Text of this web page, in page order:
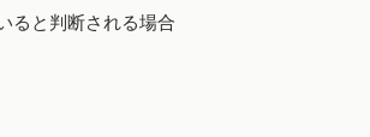
ると判断される場合